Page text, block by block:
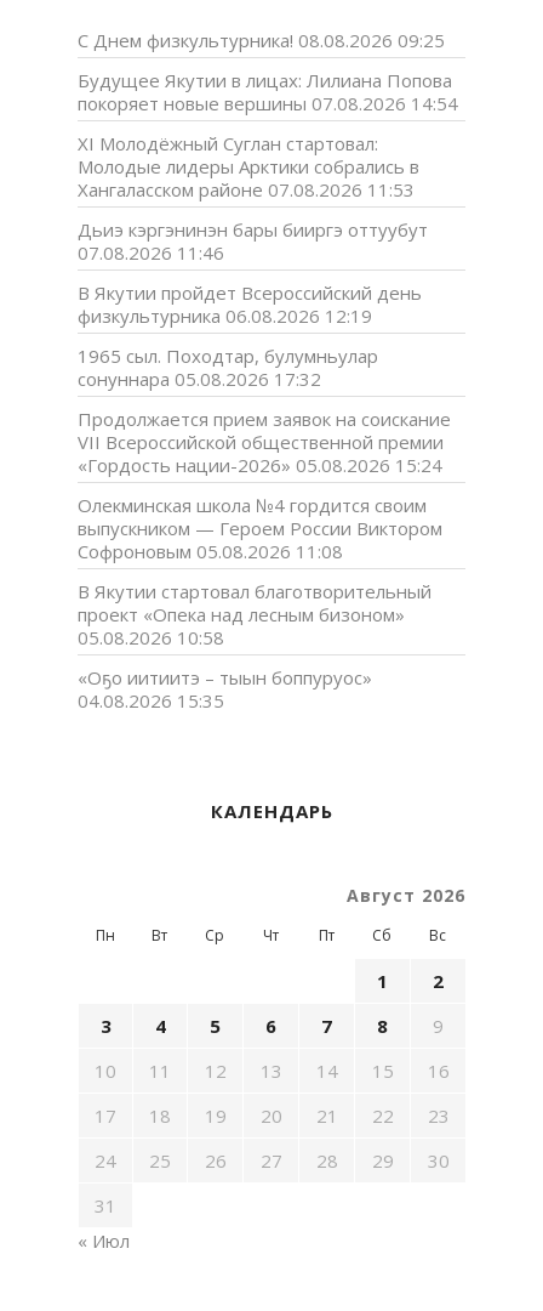
С Днем физкультурника! 08.08.2026 09:25
Будущее Якутии в лицах: Лилиана Попова
покоряет новые вершины 07.08.2026 14:54
XI Молодёжный Суглан стартовал:
Молодые лидеры Арктики собрались в
Хангаласском районе 07.08.2026 11:53
Дьиэ кэргэнинэн бары бииргэ оттуубут
07.08.2026 11:46
В Якутии пройдет Всероссийский день
физкультурника 06.08.2026 12:19
1965 сыл. Походтар, булумньулар
сонуннара 05.08.2026 17:32
Продолжается прием заявок на соискание
VII Всероссийской общественной премии
«Гордость нации-2026» 05.08.2026 15:24
Олекминская школа №4 гордится своим
выпускником — Героем России Виктором
Софроновым 05.08.2026 11:08
В Якутии стартовал благотворительный
проект «Опека над лесным бизоном»
05.08.2026 10:58
«Оҕо иитиитэ – тыын боппуруос»
04.08.2026 15:35
КАЛЕНДАРЬ
Август 2026
Пн Вт Ср Чт Пт Сб Вс
1
2
3
4 5 6 7 8
9
10
11 12 13 14 15
16
17
18 19 20 21 22
23
24
25 26 27 28 29
30
31
« Июл